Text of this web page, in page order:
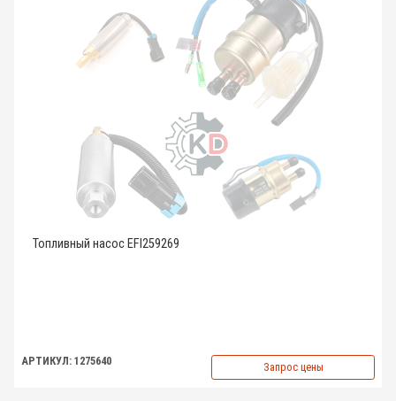
Топливный насос EFI259269
АРТИКУЛ: 1275640 Запрос цены